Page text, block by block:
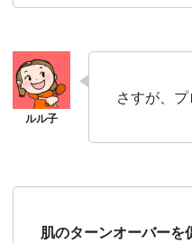
さすが、プ
肌のターンオーバーを